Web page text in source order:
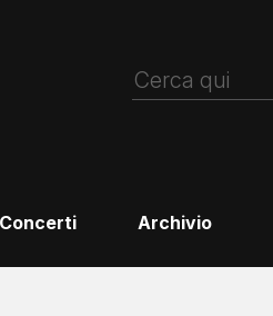
Concerti Archivio